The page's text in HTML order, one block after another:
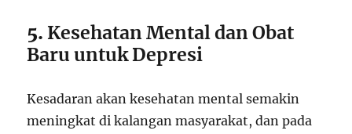
5. Kesehatan Mental dan Obat
Baru untuk Depresi
Kesadaran akan kesehatan mental semakin
meningkat di kalangan masyarakat, dan pada